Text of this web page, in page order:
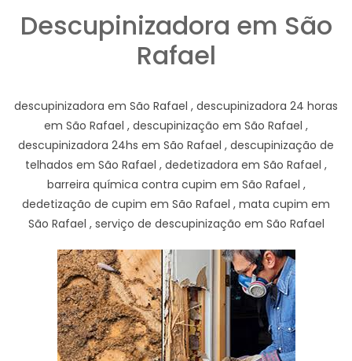
Descupinizadora em São
Rafael
descupinizadora em São Rafael , descupinizadora 24 horas
em São Rafael , descupinização em São Rafael ,
descupinizadora 24hs em São Rafael , descupinização de
telhados em São Rafael , dedetizadora em São Rafael ,
barreira química contra cupim em São Rafael ,
dedetização de cupim em São Rafael , mata cupim em
São Rafael , serviço de descupinização em São Rafael